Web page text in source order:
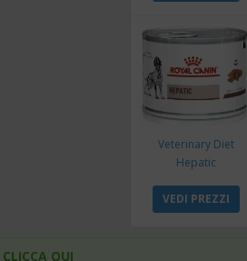
Veterinary Diet
Hepatic
VEDI PREZZI
CLICCA QUI